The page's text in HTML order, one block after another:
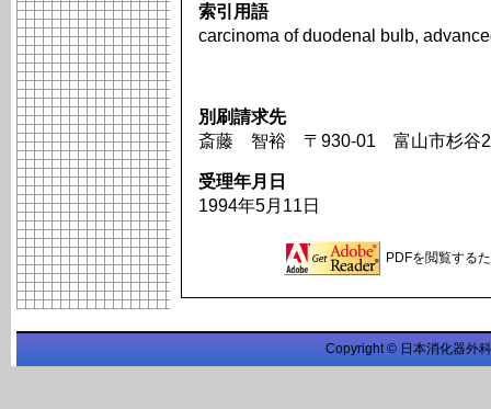
索引用語
carcinoma of duodenal bulb,
別刷請求先
斎藤 智裕 〒930-01 富山市杉谷
受理年月日
1994年5月11日
PDFを閲覧する
Copyright © 日本消化器外